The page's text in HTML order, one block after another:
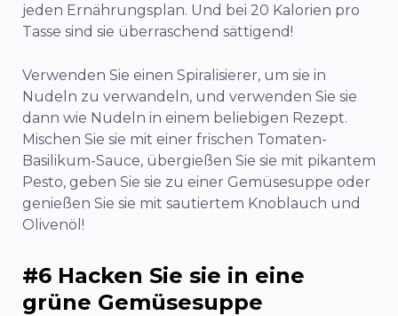
jeden Ernährungsplan. Und bei 20 Kalorien pro
Tasse sind sie überraschend sättigend!
Verwenden Sie einen Spiralisierer, um sie in
Nudeln zu verwandeln, und verwenden Sie sie
dann wie Nudeln in einem beliebigen Rezept.
Mischen Sie sie mit einer frischen Tomaten-
Basilikum-Sauce, übergießen Sie sie mit pikantem
Pesto, geben Sie sie zu einer Gemüsesuppe oder
genießen Sie sie mit sautiertem Knoblauch und
Olivenöl!
#6 Hacken Sie sie in eine
grüne Gemüsesuppe